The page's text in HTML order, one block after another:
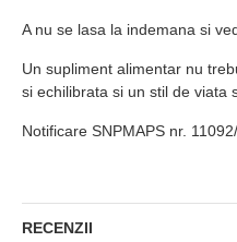
A nu se lasa la indemana si
Un supliment alimentar nu
si echilibrata si un stil de viata
Notificare SNPMAPS nr.
RECENZII